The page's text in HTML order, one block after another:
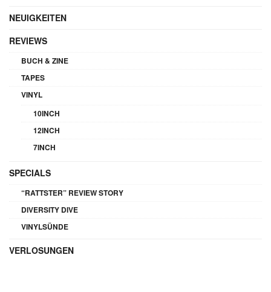
NEUIGKEITEN
REVIEWS
BUCH & ZINE
TAPES
VINYL
10INCH
12INCH
7INCH
SPECIALS
“RATTSTER” REVIEW STORY
DIVERSITY DIVE
VINYLSÜNDE
VERLOSUNGEN